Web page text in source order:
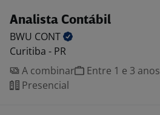
Analista Contábil
BWU CONT
Curitiba - PR
A combinar
Entre 1 e 3 anos
Presencial